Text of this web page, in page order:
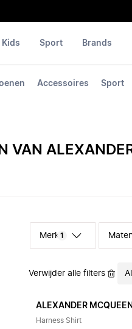
Accessoires Sport
Kids Sport Brands
VAN
Merk 1
Verwijder alle filters
ALEXANDER MCQUEEN
Harness Shirt